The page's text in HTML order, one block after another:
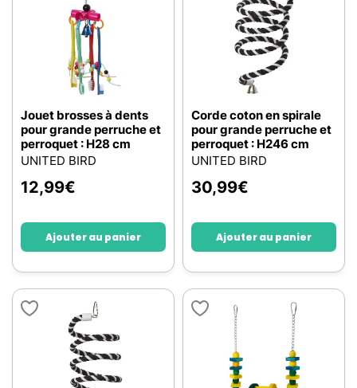
Jouet brosses à dents
pour grande perruche et
perroquet : H28 cm
UNITED BIRD
12,99€
Ajouter au panier
Corde coton en spirale
pour grande perruche et
perroquet : H246 cm
UNITED BIRD
30,99€
Ajouter au panier